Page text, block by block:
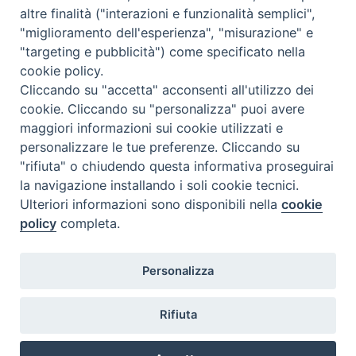
Contatti
altre finalità ("interazioni e funzionalità semplici",
"miglioramento dell'esperienza", "misurazione" e
"targeting e pubblicità") come specificato nella
cookie policy.
Cliccando su "accetta" acconsenti all'utilizzo dei
cookie. Cliccando su "personalizza" puoi avere
maggiori informazioni sui cookie utilizzati e
personalizzare le tue preferenze. Cliccando su
"rifiuta" o chiudendo questa informativa proseguirai
la navigazione installando i soli cookie tecnici.
Ulteriori informazioni sono disponibili nellacookie
policy completa.
Personalizza
Rifiuta